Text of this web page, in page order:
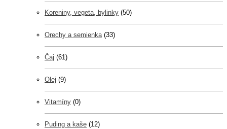
Koreniny, vegeta, bylinky (50)
Orechy a semienka (33)
Čaj (61)
Olej (9)
Vitamíny (0)
Puding a kaše (12)